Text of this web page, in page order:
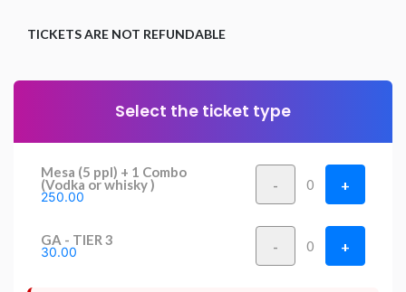
TICKETS ARE NOT REFUNDABLE
Select the ticket type
Mesa (5 ppl) + 1 Combo
(Vodka or whisky )
250.00
- 0 +
GA - TIER 3
30.00 - 0 +